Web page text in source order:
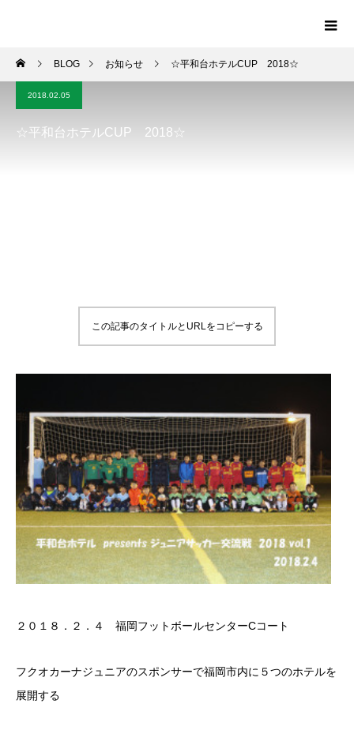
BLOG お知らせ ☆平和台ホテルCUP 2018☆
2018.02.05
☆平和台ホテルCUP 2018☆
この記事のタイトルとURLをコピーする
２０１８．２．４ 福岡フットボールセンターCコート
フクオカーナジュニアのスポンサーで福岡市内に５つのホテルを
展開する